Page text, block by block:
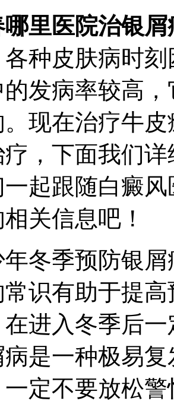
里医院治银
种皮肤病时
的发病率较高
现在治疗牛
，下面我们
起跟随白癜
关信息吧！
季预防银屑
识有助于提
在进入冬季后
是一种极易
定不要放松